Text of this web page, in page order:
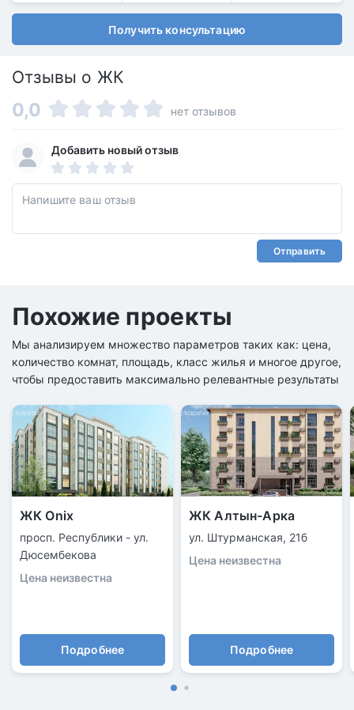
Получить консультацию
Отзывы о ЖК
0,0 нет отзывов
Добавить новый отзыв
Отправить
Похожие проекты
Мы анализируем множество параметров таких как: цена,
количество комнат, площадь, класс жилья и многое другое,
чтобы предоставить максимально релевантные результаты
ЖК Onix
просп. Республики - ул.
Дюсембекова
Цена неизвестна
Подробнее
ЖК Алтын-Арка
ул. ​Штурманская, 21б
Цена неизвестна
Подробнее